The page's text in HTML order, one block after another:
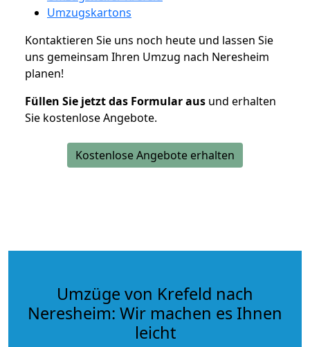
Umzugskartons
Kontaktieren Sie uns noch heute und lassen Sie
uns gemeinsam Ihren Umzug nach Neresheim
planen!
Füllen Sie jetzt das Formular aus und erhalten
Sie kostenlose Angebote.
Kostenlose Angebote erhalten
Umzüge von Krefeld nach
Neresheim: Wir machen es Ihnen
leicht